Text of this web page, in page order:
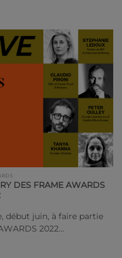
DES FRAME AWARDS
début juin, à faire partie
2022…